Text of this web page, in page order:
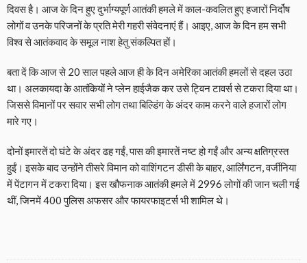
दिवस है। आज के दिन हुए दुर्भाग्यपूर्ण आतंकी हमले में काल-कवलित हुए हजारों निर्दोष
लोगों व उनके परिजनों के प्रति मेरी गहरी संवेदनाएं हैं। आइए, आज के दिन हम सभी
विश्व से आतंकवाद के समूल नाश हेतु संकल्पित हों।
बता दें कि आज से 20 साल पहले आज ही के दिन अमेरिका आतंकी हमलों से दहल उठा
था। अलकायदा के आतंकियों ने प्लेन हाईजैक कर उसे ट्विन टावर्स से टकरा दिया था।
जिससे विमानों पर सवार सभी लोग तथा बिल्डिंग के अंदर काम करने वाले हजारों लोग
मारे गए।
दोनों इमारतें दो घंटे के अंदर ढह गईं, पास की इमारतें नष्ट हो गईं और अन्य क्षतिग्रस्त
हुईं। इसके बाद उन्होंने तीसरे विमान को वाशिंगटन डीसी के बाहर, आर्लिंगटन, वर्जीनिया
में पेंटागन में टकरा दिया। इस खौफनाक आतंकी हमले में 2996 लोगों की जान चली गई
थीं, जिनमें 400 पुलिस अफसर और फायरफाइटर्स भी शामिल थे।